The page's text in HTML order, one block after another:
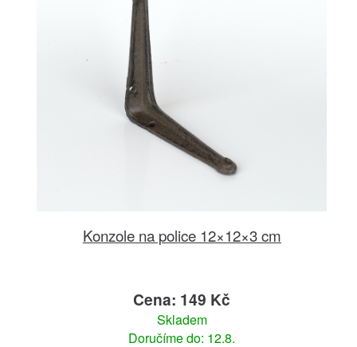
Konzole na police 12×12×3 cm
Cena: 149 Kč
Skladem
Doručíme do: 12.8.